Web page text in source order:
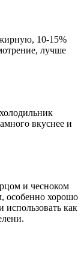
10-15%
лучше
вкуснее и
и чесноком
особенно хорошо
как